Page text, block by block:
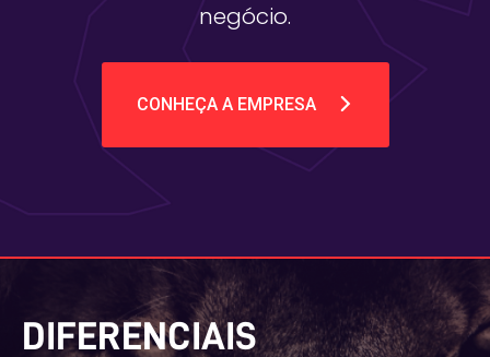
negócio.
CONHEÇA A EMPRESA
DIFERENCIAIS